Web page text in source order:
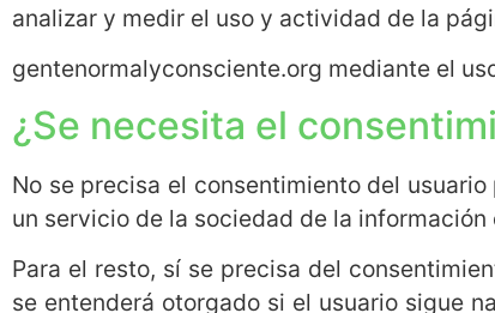
analizar y medir el uso y actividad de la
gentenormalyconsciente.org mediante el
¿Se necesita el
No se precisa el consentimiento del
un servicio de la sociedad de la
Para el resto, sí se precisa del
se entenderá otorgado si el usuario sigue